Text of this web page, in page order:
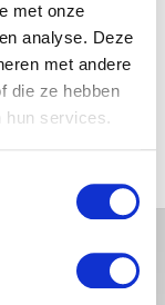
met onze
analyse. Deze
met andere
die ze hebben
hun services.
VLOG:
WEER
BLEKEN